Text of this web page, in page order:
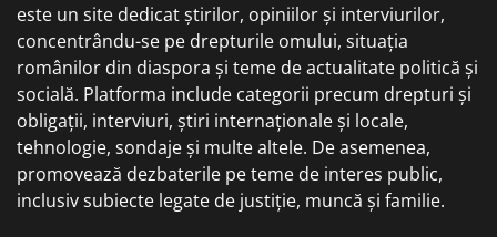
este un site dedicat știrilor, opiniilor și interviurilor,
concentrându-se pe drepturile omului, situația
românilor din diaspora și teme de actualitate politică și
socială. Platforma include categorii precum drepturi și
obligații, interviuri, știri internaționale și locale,
tehnologie, sondaje și multe altele. De asemenea,
promovează dezbaterile pe teme de interes public,
inclusiv subiecte legate de justiție, muncă și familie.